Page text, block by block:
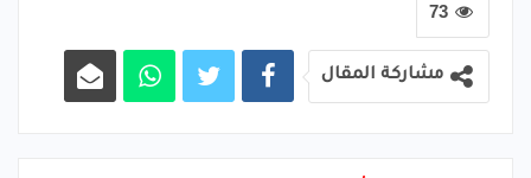
73
مشاركة المقال